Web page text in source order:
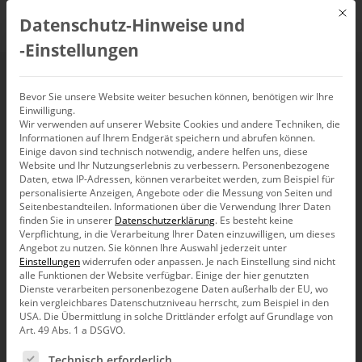
Webinar: Planung mit
DeltaMaster
4. August 2022, 10:00–11:00Uhr
Mit
Datenschutz-Hinweise und
‑Einstellungen
Bevor Sie unsere Website weiter besuchen können, benötigen wir Ihre
Einwilligung.
Wir verwenden auf unserer Website Cookies und andere Techniken, die
Informationen auf Ihrem Endgerät speichern und abrufen können.
Einige davon sind technisch notwendig, andere helfen uns, diese
Website und Ihr Nutzungserlebnis zu verbessern. Personenbezogene
Daten, etwa IP-Adressen, können verarbeitet werden, zum Beispiel für
personalisierte Anzeigen, Angebote oder die Messung von Seiten und
Seitenbestandteilen. Informationen über die Verwendung Ihrer Daten
finden Sie in unserer Datenschutzerklärung. Es besteht keine
Verpflichtung, in die Verarbeitung Ihrer Daten einzuwilligen, um dieses
Angebot zu nutzen.Sie können Ihre Auswahl jederzeit unter
Einstellungenwiderrufen oder anpassen. Je nach Einstellung sind nicht
alle Funktionen der Website verfügbar. Einige der hier genutzten
Dienste verarbeiten personenbezogene Daten außerhalb der EU, wo
kein vergleichbares Datenschutzniveau herrscht, zum Beispiel in den
USA. Die Übermittlung in solche Drittländer erfolgt auf Grundlage von
Art. 49 Abs. 1 a DSGVO.
Es folgt eine Liste der Service-Gruppen, für die eine